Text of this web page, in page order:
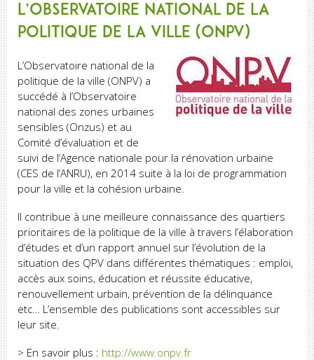
L’observatoire national de la
politique de la ville (ONPV)
L’Observatoire national de la
politique de la ville (ONPV) a
succédé à l’Observatoire
national des zones urbaines
sensibles (Onzus) et au
Comité d’évaluation et de
suivi de l’Agence nationale pour la rénovation urbaine
(CES de l’ANRU), en 2014 suite à la loi de programmation
pour la ville et la cohésion urbaine.
Il contribue à une meilleure connaissance des quartiers
prioritaires de la politique de la ville à travers l’élaboration
d’études et d’un rapport annuel sur l’évolution de la
situation des QPV dans différentes thématiques : emploi,
accès aux soins, éducation et réussite éducative,
renouvellement urbain, prévention de la délinquance
etc… L’ensemble des publications sont accessibles sur
leur site.
> En savoir plus : http://www.onpv.fr